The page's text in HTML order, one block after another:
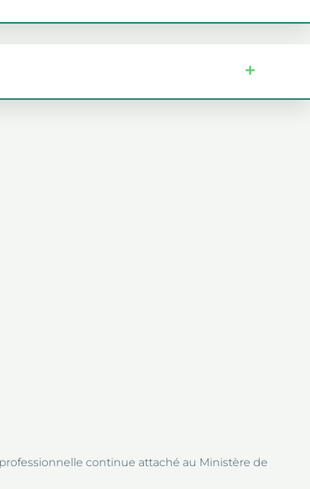
continue attaché au Ministère de